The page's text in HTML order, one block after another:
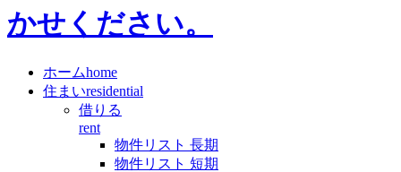
ホームhome
住まいresidential
借りる
rent
物件リスト 長期
物件リスト 短期